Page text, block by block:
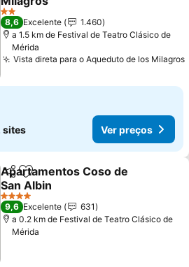
Ver preços
2 Estrelas
8,6 Excelente
1.460
a 1.5 km de Festival de Teatro Clásico de
Mérida
Vista direta para o Aqueduto de los Milagros
sites Ver preços
PartilharAdicionar aos favoritos
Apartamentos Coso de
San Albin
Ver preços
4 Estrelas
9,6 Excelente
631
a 0.2 km de Festival de Teatro Clásico de
Mérida